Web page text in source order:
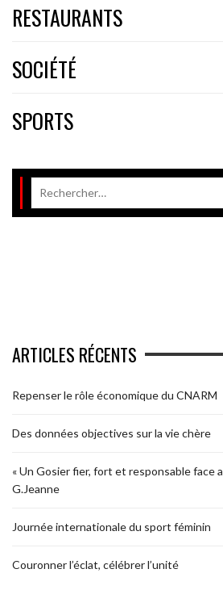
RESTAURANTS
SOCIÉTÉ
SPORTS
ARTICLES RÉCENTS
Repenser le rôle économique du CNARM
Des données objectives sur la vie chère
« Un Gosier fier, fort et responsable face
G.Jeanne
Journée internationale du sport féminin
Couronner l’éclat, célébrer l’unité